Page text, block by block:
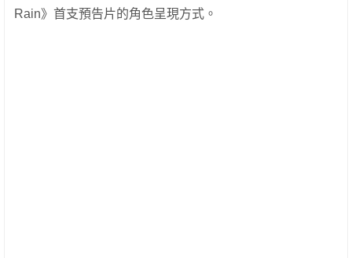
Rain》首支預告片的角色呈現方式。